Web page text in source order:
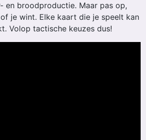
en broodproductie. Maar pas op,
je wint. Elke kaart die je speelt kan
Volop tactische keuzes dus!